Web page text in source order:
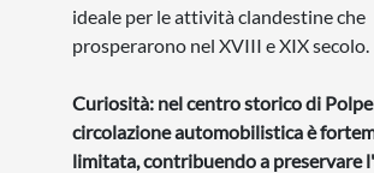
ideale per le attività clandestine che
prosperarono nel XVIII e XIX secolo.
Curiosità: nel centro storico di
circolazione automobilistica è
limitata, contribuendo a preservare